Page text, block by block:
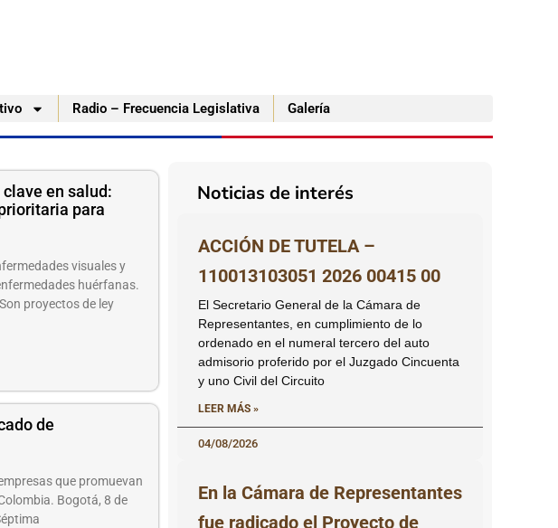
Radio – Frecuencia Legislativa Galería
ACCIÓN DE TUTELA –
110013103051 2026 00415 00
El Secretario General de la Cámara de
Representantes, en cumplimiento de lo
ordenado en el numeral tercero del auto
admisorio proferido por el Juzgado Cincuenta
y uno Civil del Circuito
LEER MÁS »
04/08/2026
En la Cámara de Representantes
fue radicado el Proyecto de
Noticias de interés
en salud:
para
visuales y
huérfanas.
proyectos de ley
de
que promuevan
Bogotá, 8 de